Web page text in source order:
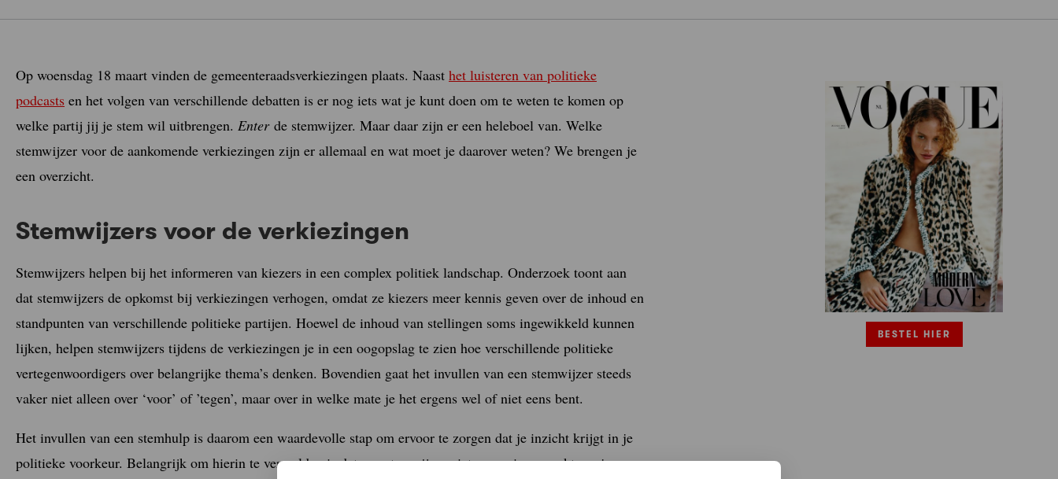
Op woensdag 18 maart vinden de gemeenteraadsverkiezingen plaats. Naast het luisteren van politieke
podcasts en het volgen van verschillende debatten is er nog iets wat je kunt doen om te weten te komen op
welke partij jij je stem wil uitbrengen. Enter de stemwijzer. Maar daar zijn er een heleboel van. Welke
stemwijzer voor de aankomende verkiezingen zijn er allemaal en wat moet je daarover weten? We brengen je
een overzicht.
Stemwijzers voor de verkiezingen
Stemwijzers helpen bij het informeren van kiezers in een complex politiek landschap. Onderzoek toont aan
dat stemwijzers de opkomst bij verkiezingen verhogen, omdat ze kiezers meer kennis geven over de inhoud en
standpunten van verschillende politieke partijen. Hoewel de inhoud van stellingen soms ingewikkeld kunnen
lijken, helpen stemwijzers tijdens de verkiezingen je in een oogopslag te zien hoe verschillende politieke
vertegenwoordigers over belangrijke thema’s denken. Bovendien gaat het invullen van een stemwijzer steeds
vaker niet alleen over ‘voor’ of ’tegen’, maar over in welke mate je het ergens wel of niet eens bent.
Het invullen van een stemhulp is daarom een waardevolle stap om ervoor te zorgen dat je inzicht krijgt in je
politieke voorkeur. Belangrijk om hierin te vermelden is dat een stemwijzer niet per se is gemaakt om je een
BESTEL HIER